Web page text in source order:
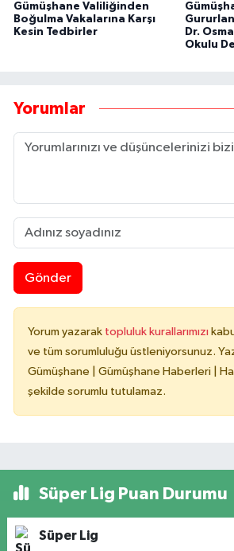
Gümüşhane Valiliğinden
Boğulma Vakalarına Karşı
Kesin Tedbirler
Dr.
Okulu
Yorumlar
Gönder
Yorum yazarak topluluk kurallarımızı
ve tüm sorumluluğu üstleniyorsunuz.
Gümüşhane | Gümüşhane Haberleri |
şekilde sorumlu tutulamaz.
Süper Lig Puan Durumu
Süper Lig